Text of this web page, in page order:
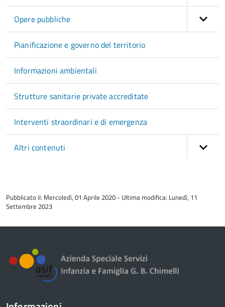
Opere pubbliche
Pianificazione e governo del territorio
Informazioni ambientali
Strutture sanitarie private accreditate
Interventi straordinari e di emergenza
Altri contenuti
del
contenuto
Pubblicato il: Mercoledì, 01 Aprile 2020 - Ultima modifica: Lunedì, 11
Settembre 2023